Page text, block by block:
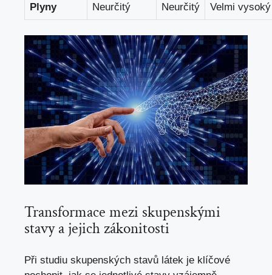
Plyny Neurčitý Neurčitý Velmi vysoký
Transformace mezi skupenskými
stavy a jejich zákonitosti
Při studiu skupenských stavů látek je klíčové